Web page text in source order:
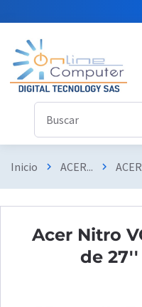
Inicio chevron_right ACER... chevron_right
Acer Nitro
de 27''